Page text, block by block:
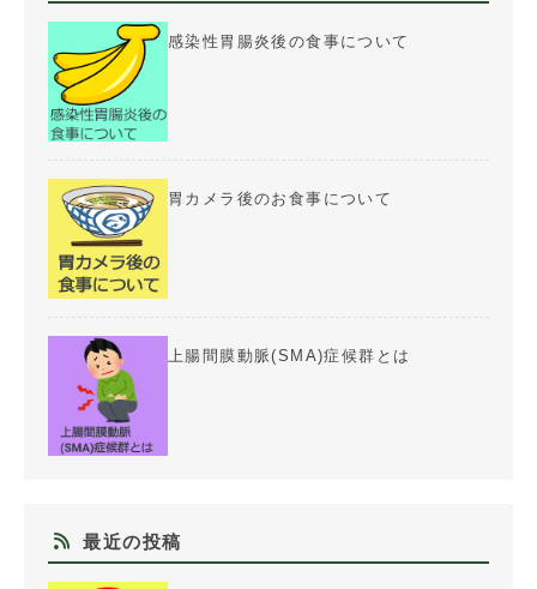
感染性胃腸炎後の食事について
胃カメラ後のお食事について
上腸間膜動脈(SMA)症候群とは
最近の投稿